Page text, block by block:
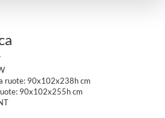
ruote: 90x102x238h cm
90x102x255h cm